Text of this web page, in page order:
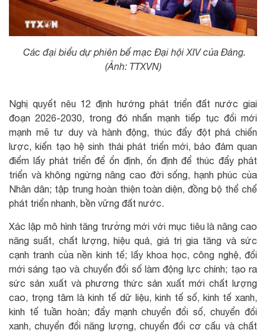
Các đại biểu dự phiên bế mạc Đại hội XIV của Đảng.
(Ảnh: TTXVN)
Nghị quyết nêu 12 định hướng phát triển đất nước giai
đoạn 2026-2030, trong đó nhấn mạnh tiếp tục đổi mới
mạnh mẽ tư duy và hành động, thúc đẩy đột phá chiến
lược, kiến tạo hệ sinh thái phát triển mới, bảo đảm quan
điểm lấy phát triển để ổn định, ổn định để thúc đẩy phát
triển và không ngừng nâng cao đời sống, hạnh phúc của
Nhân dân; tập trung hoàn thiện toàn diện, đồng bộ thể chế
phát triển nhanh, bền vững đất nước.
Xác lập mô hình tăng trưởng mới với mục tiêu là nâng cao
năng suất, chất lượng, hiệu quả, giá trị gia tăng và sức
cạnh tranh của nền kinh tế; lấy khoa học, công nghệ, đổi
mới sáng tạo và chuyển đổi số làm động lực chính; tạo ra
sức sản xuất và phương thức sản xuất mới chất lượng
cao, trọng tâm là kinh tế dữ liệu, kinh tế số, kinh tế xanh,
kinh tế tuần hoàn; đẩy mạnh chuyển đổi số, chuyển đổi
xanh, chuyển đổi năng lượng, chuyển đổi cơ cấu và chất